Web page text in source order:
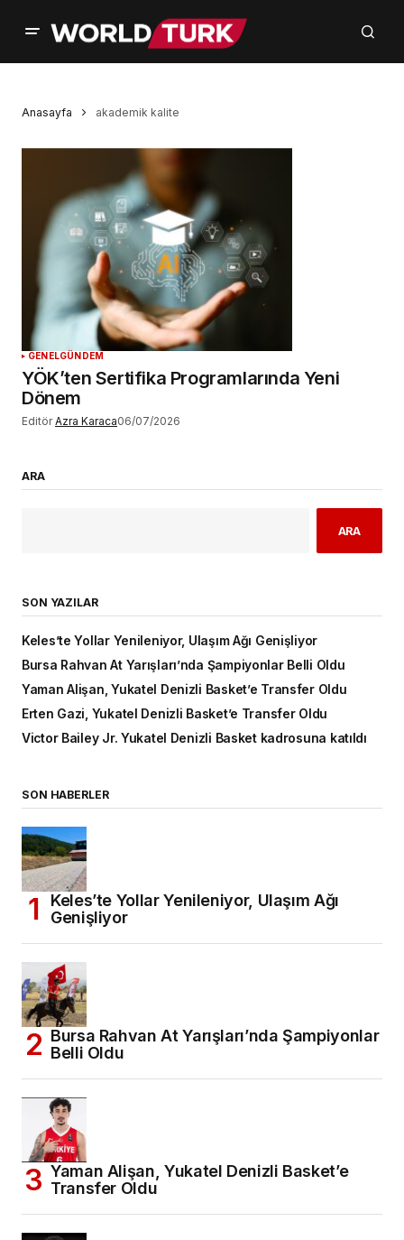
Anasayfa akademik kalite
GENELGÜNDEM
YÖK’ten Sertifika Programlarında Yeni
Dönem
Editör Azra Karaca06/07/2026
ARA
ARA
SON YAZILAR
Keles’te Yollar Yenileniyor, Ulaşım Ağı Genişliyor
Bursa Rahvan At Yarışları’nda Şampiyonlar Belli Oldu
Yaman Alişan, Yukatel Denizli Basket’e Transfer Oldu
Erten Gazi, Yukatel Denizli Basket’e Transfer Oldu
Victor Bailey Jr. Yukatel Denizli Basket kadrosuna katıldı
SON HABERLER
Keles’te Yollar Yenileniyor, Ulaşım Ağı
Genişliyor
Bursa Rahvan At Yarışları’nda Şampiyonlar
Belli Oldu
Yaman Alişan, Yukatel Denizli Basket’e
Transfer Oldu